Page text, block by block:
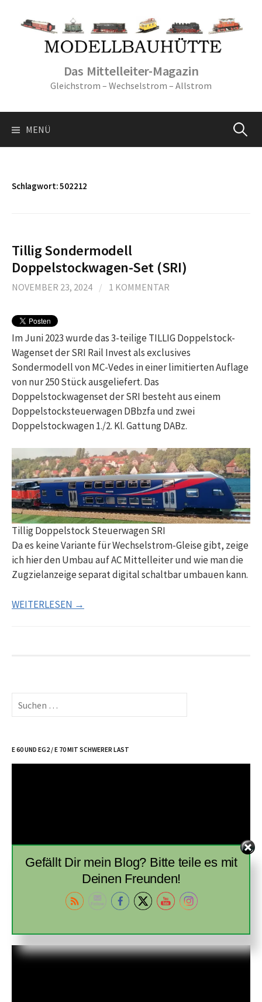
Das Mittelleiter-Magazin
Gleichstrom – Wechselstrom – Allstrom
MENÜ Suche
Schlagwort:502212
Tillig Sondermodell
Doppelstockwagen-Set (SRI)
NOVEMBER 23, 2024 / 1 KOMMENTAR
Im Juni 2023 wurde das 3-teilige TILLIG Doppelstock-
Wagenset der SRI Rail Invest als exclusives
Sondermodell von MC-Vedes in einer limitierten Auflage
von nur 250 Stück ausgeliefert. Das
Doppelstockwagenset der SRI besteht aus einem
Doppelstocksteuerwagen DBbzfa und zwei
Doppelstockwagen 1./2. Kl. Gattung DABz.
Tillig Doppelstock Steuerwagen SRI
Da es keine Variante für Wechselstrom-Gleise gibt, zeige
ich hier den Umbau auf AC Mittelleiter und wie man die
Zugzielanzeige separat digital schaltbar umbauen kann.
WEITERLESEN →
Suche
nach:
E 60 UND EG2 / E 70 MIT SCHWERER LAST
Video-
Gefällt Dir mein Blog? Bitte teile es mit
Deinen Freunden!